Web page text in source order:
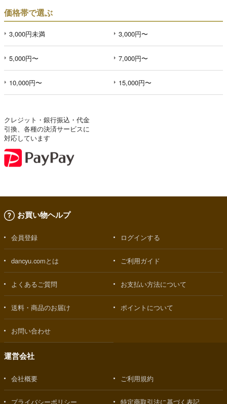
価格帯で選ぶ
3,000円未満 3,000円〜
5,000円〜 7,000円〜
10,000円〜 15,000円〜
クレジット・銀行振込・代金
引換、各種の決済サービスに
対応しています
お買い物ヘルプ
会員登録 ログインする
dancyu.comとは ご利用ガイド
よくあるご質問 お支払い方法について
送料・商品のお届け ポイントについて
お問い合わせ
運営会社
会社概要 ご利用規約
プライバシーポリシー 特定商取引法に基づく表記